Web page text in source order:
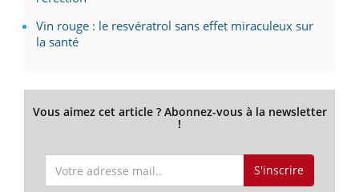
Vin rouge : le resvératrol sans effet miraculeux sur
la santé
Vous aimez cet article ? Abonnez-vous à la newsletter
!
S'inscrire